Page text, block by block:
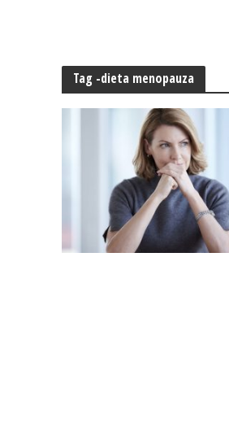
Tag -dieta menopauza